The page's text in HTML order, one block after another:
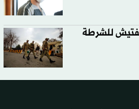
للشرطة